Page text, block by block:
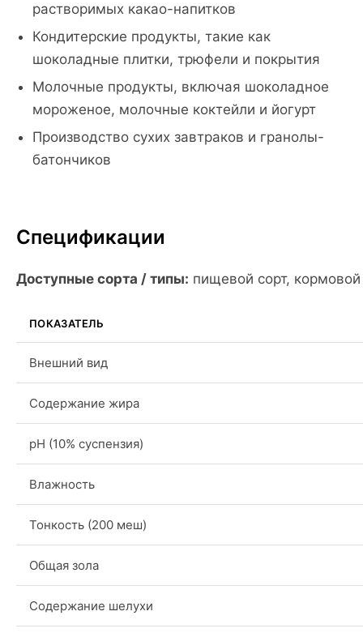
растворимых какао-напитков
Кондитерские продукты, такие как
шоколадные плитки, трюфели и покрытия
Молочные продукты, включая шоколадное
мороженое, молочные коктейли и йогурт
Производство сухих завтраков и гранолы-
батончиков
Спецификации
Доступные сорта / типы: пищевой сорт, кормовой
ПОКАЗАТЕЛЬ
Внешний вид
Содержание жира
pH (10% суспензия)
Влажность
Тонкость (200 меш)
Общая зола
Содержание шелухи